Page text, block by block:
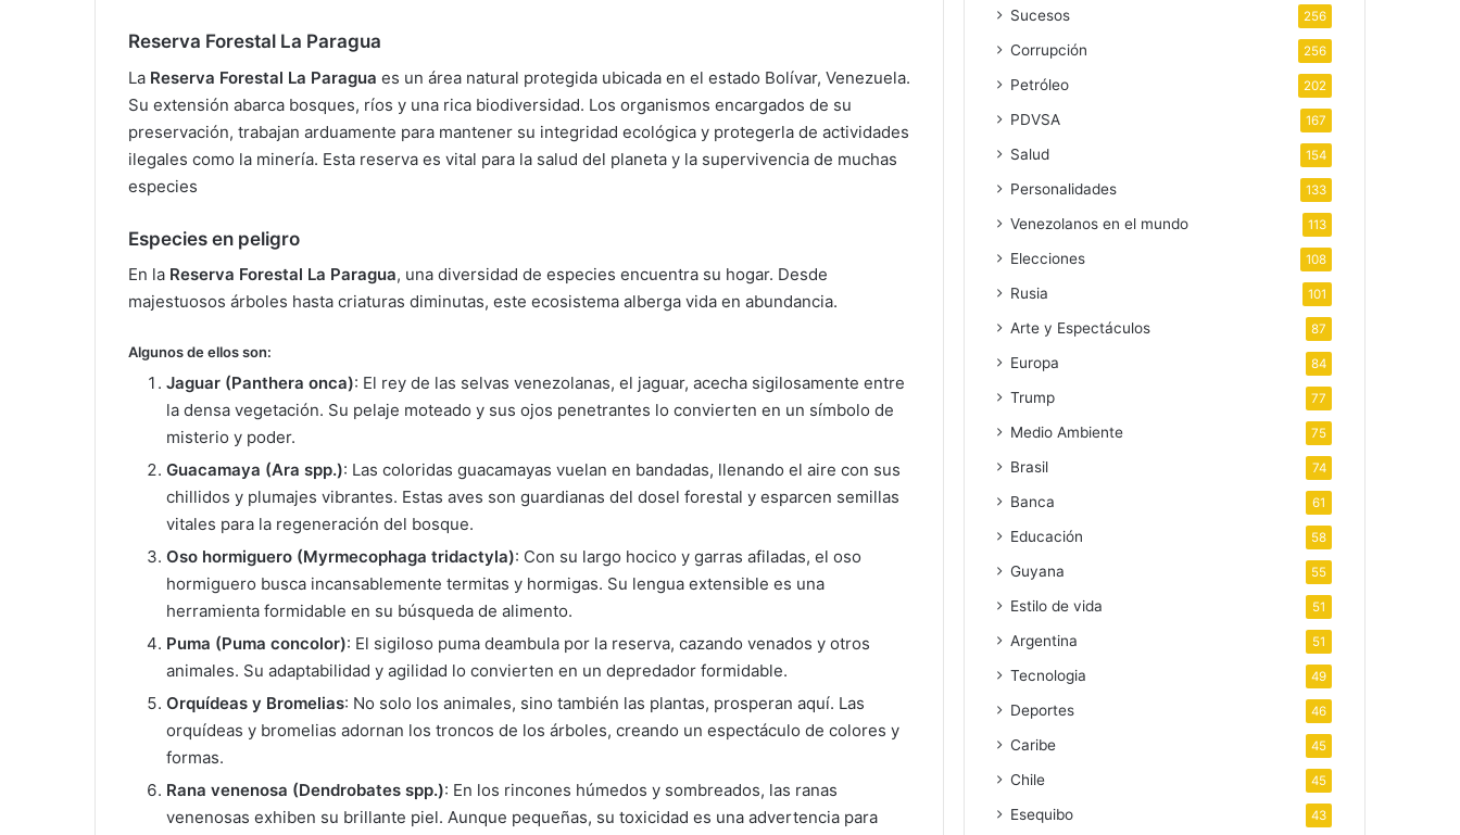
Reserva Forestal La Paragua
La Reserva Forestal La Paragua es un área natural protegida ubicada en el estado Bolívar, Venezuela.
Su extensión abarca bosques, ríos y una rica biodiversidad. Los organismos encargados de su
preservación, trabajan arduamente para mantener su integridad ecológica y protegerla de actividades
ilegales como la minería. Esta reserva es vital para la salud del planeta y la supervivencia de muchas
especies
Especies en peligro
En la Reserva Forestal La Paragua, una diversidad de especies encuentra su hogar. Desde
majestuosos árboles hasta criaturas diminutas, este ecosistema alberga vida en abundancia.
Algunos de ellos son:
Jaguar (Panthera onca): El rey de las selvas venezolanas, el jaguar, acecha sigilosamente entre
la densa vegetación. Su pelaje moteado y sus ojos penetrantes lo convierten en un símbolo de
misterio y poder.
Guacamaya (Ara spp.): Las coloridas guacamayas vuelan en bandadas, llenando el aire con sus
chillidos y plumajes vibrantes. Estas aves son guardianas del dosel forestal y esparcen semillas
vitales para la regeneración del bosque.
Oso hormiguero (Myrmecophaga tridactyla): Con su largo hocico y garras afiladas, el oso
hormiguero busca incansablemente termitas y hormigas. Su lengua extensible es una
herramienta formidable en su búsqueda de alimento.
Puma (Puma concolor): El sigiloso puma deambula por la reserva, cazando venados y otros
animales. Su adaptabilidad y agilidad lo convierten en un depredador formidable.
Orquídeas y Bromelias: No solo los animales, sino también las plantas, prosperan aquí. Las
orquídeas y bromelias adornan los troncos de los árboles, creando un espectáculo de colores y
formas.
Rana venenosa (Dendrobates spp.): En los rincones húmedos y sombreados, las ranas
venenosas exhiben su brillante piel. Aunque pequeñas, su toxicidad es una advertencia para
Sucesos 256
Corrupción 256
Petróleo 202
PDVSA 167
Salud 154
Personalidades 133
Venezolanos en el mundo 113
Elecciones 108
Rusia 101
Arte y Espectáculos 87
Europa 84
Trump 77
Medio Ambiente 75
Brasil 74
Banca 61
Educación 58
Guyana 55
Estilo de vida 51
Argentina 51
Tecnologia 49
Deportes 46
Caribe 45
Chile 45
Esequibo 43